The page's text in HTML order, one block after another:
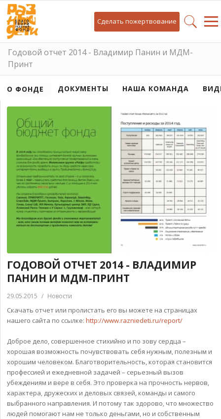
Сделать пожертвование
Годовой отчет 2014 - Владимир Панин и МДМ-
Принт
О ФОНДЕ ДОКУМЕНТЫ НАША КОМАНДА
ГОДОВОЙ ОТЧЕТ 2014 - ВЛАДИМИР
ПАНИН И МДМ-ПРИНТ
29.05.2015 / Новости
Скачать отчет или пролистать его вы можете на страницах
нашего сайта по ссылке: http://www.razniedeti.ru/report/
Доброе дело, совершенное стихийно и по зову сердца –
хорошая возможность почувствовать себя нужным, полезным и
хорошим человеком. Благотворительность, которая становится
профессией и ежедневной задачей – серьезный вызов
убеждениям и вере в себя. Это проверка на прочность нервов,
характера, дружеских и деловых связей, команды и самого
выбранного направления. И потому так здорово, что множество
людей помогают нам не только деньгами, но и собственным